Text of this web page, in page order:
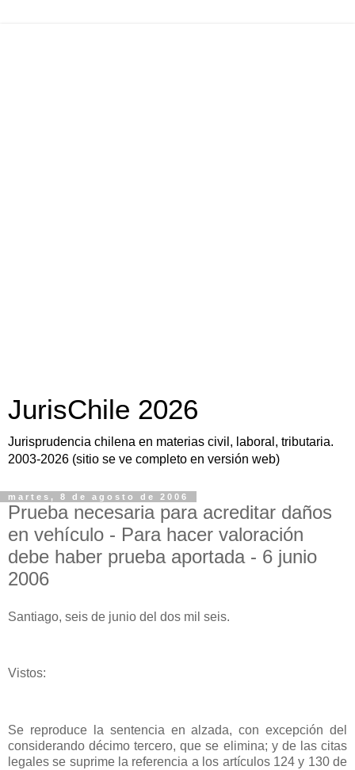
JurisChile 2026
Jurisprudencia chilena en materias civil, laboral, tributaria.
2003-2026 (sitio se ve completo en versión web)
martes, 8 de agosto de 2006
Prueba necesaria para acreditar daños
en vehículo - Para hacer valoración
debe haber prueba aportada - 6 junio
2006
Santiago, seis de junio del dos mil seis.
Vistos:
Se reproduce la sentencia en alzada, con excepción del
considerando décimo tercero, que se elimina; y de las citas
legales se suprime la referencia a los artículos 124 y 130 de